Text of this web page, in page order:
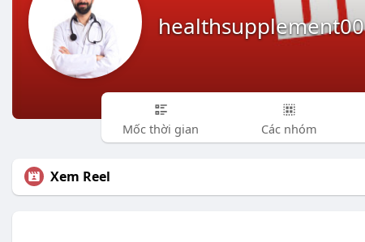
healthsupplement00
Mốc thời gian Các nhóm
Xem Reel